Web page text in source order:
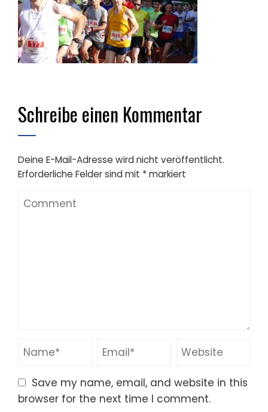
Schreibe einen Kommentar
Deine E-Mail-Adresse wird nicht veröffentlicht.
Erforderliche Felder sind mit *markiert
Save my name, email, and website in this
browser for the next time I comment.